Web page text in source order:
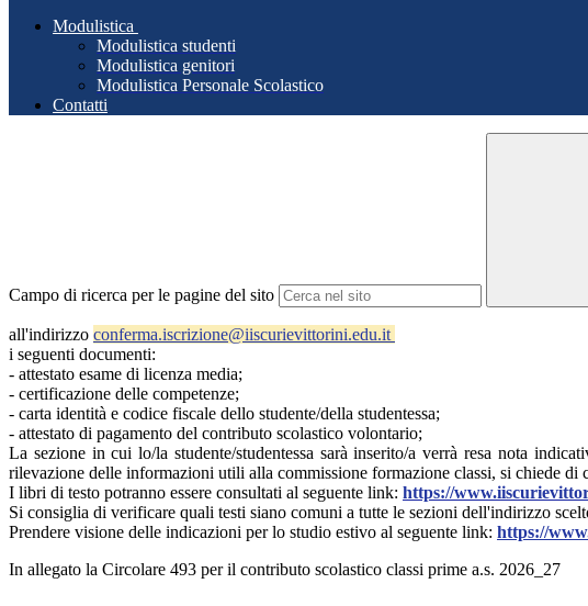
Modulistica
Modulistica studenti
Modulistica genitori
Modulistica Personale Scolastico
Contatti
Campo di ricerca per le pagine del sito
all'indirizzo conferma.iscrizione@iiscurievittorini.edu.it
i seguenti documenti:
- attestato esame di licenza media;
- certificazione delle competenze;
- carta identità e codice fiscale dello studente/della studentessa;
- attestato di pagamento del contributo scolastico volontario;
La sezione in cui lo/la studente/studentessa sarà inserito/a verrà resa nota
rilevazione delle informazioni utili alla commissione formazione classi, si chiede
I libri di testo potranno essere consultati al seguente link: https://
Si consiglia di verificare quali testi siano comuni a tutte le sezioni dell'indirizzo
Prendere visione delle indicazioni per lo studio estivo al seguente link: https://
In allegato la Circolare 493 per il contributo scolastico classi prime a.s. 2026_27